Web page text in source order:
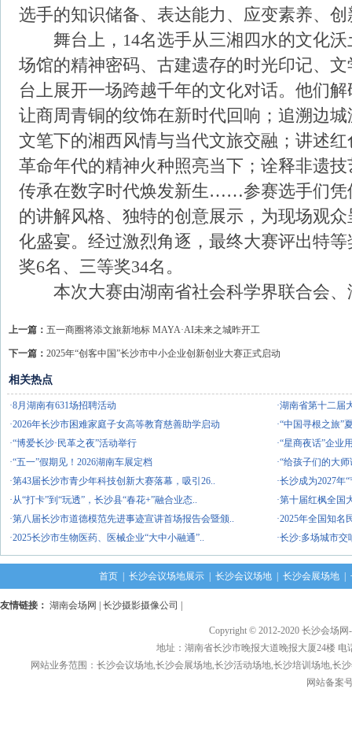
选手的知识储备、表达能力、应变素养、创
舞台上，14名选手从三湘四水的文化沃
场馆的精神密码、古建遗存的时光印记、
台上展开一场跨越千年的文化对话。他们
让商周青铜的纹饰在新时代回响；追溯边
文笔下的湘西风情与当代文旅交融；讲述
革命年代的精神火种照亮当下；诠释非遗
传承在数字时代焕发新生……参赛选手们凭
的讲解风格、独特的创意展示，为现场观
化盛宴。经过激烈角逐，最终大赛评出特
奖6名、三等奖34名。
本次大赛由湖南省社会科学界联合会、
上一篇： 五一商圈将添文旅新地标 MAYA·AI未来之城昨开工
下一篇： 2025年“创客中国”长沙市中小企业创新创业大赛正式启动
相关热点
·8月湖南有631场招聘活动
·湖南省第十二届
·2026年长沙市困难家庭子女高等教育慈善助学启动
·“中国寻根之旅”
·“博爱长沙·民革之夜”活动举行
·“星商夜话”企业
·“五一”假期见！2026湖南车展定档
·“给孩子们的大
·第43届长沙市青少年科技创新大赛落幕，吸引26..
·长沙成为2027年
·从“打卡”到“玩透”，长沙县“春花+”融合业态..
·第十届红枫全国
·第八届长沙市道德模范先进事迹宣讲首场报告会暨颁..
·2025年全国知名
·2025长沙市生物医药、医械企业“大中小融通”..
·长沙:多场城市
首页 长沙会议场地展示 长沙会议场地 长沙会展场地
友情链接： 湖南会场网 长沙摄影摄像公司
Copyright © 2012-2020 长沙会场
地址：湖南省长沙市晚报大道晚报大厦24楼 电
网站业务范围：长沙会议场地,长沙会展场地,长沙活动场地,长沙培训场地,长
网站备案